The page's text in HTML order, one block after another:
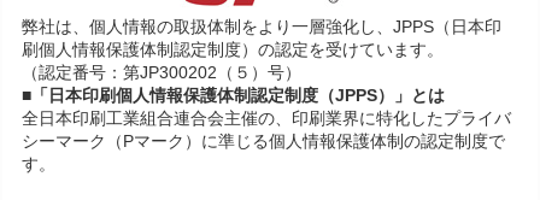
弊社は、個人情報の取扱体制をより一層強化し、JPPS（日本印
刷個人情報保護体制認定制度）の認定を受けています。
（認定番号：第JP300202（５）号）
■「日本印刷個人情報保護体制認定制度（JPPS）」とは
全日本印刷工業組合連合会主催の、印刷業界に特化したプライバ
シーマーク（Pマーク）に準じる個人情報保護体制の認定制度で
す。